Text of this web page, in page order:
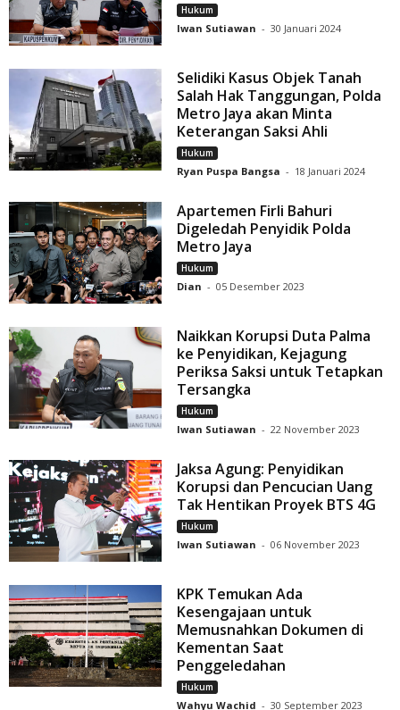
Hukum
Iwan Sutiawan - 30 Januari 2024
Selidiki Kasus Objek Tanah
Salah Hak Tanggungan, Polda
Metro Jaya akan Minta
Keterangan Saksi Ahli
Hukum
Ryan Puspa Bangsa - 18 Januari 2024
Apartemen Firli Bahuri
Digeledah Penyidik Polda
Metro Jaya
Hukum
Dian - 05 Desember 2023
Naikkan Korupsi Duta Palma
ke Penyidikan, Kejagung
Periksa Saksi untuk Tetapkan
Tersangka
Hukum
Iwan Sutiawan - 22 November 2023
Jaksa Agung: Penyidikan
Korupsi dan Pencucian Uang
Tak Hentikan Proyek BTS 4G
Hukum
Iwan Sutiawan - 06 November 2023
KPK Temukan Ada
Kesengajaan untuk
Memusnahkan Dokumen di
Kementan Saat
Penggeledahan
Hukum
Wahyu Wachid - 30 September 2023